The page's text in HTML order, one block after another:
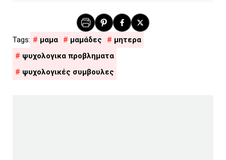
μαμα μαμάδες
μητερα
ψυχολογικα προβληματα
ψυχολογικές συμβουλες